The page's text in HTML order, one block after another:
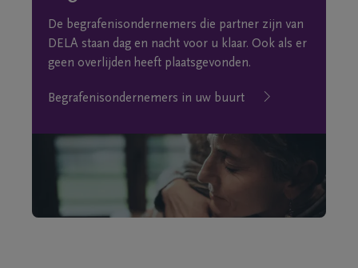
De begrafenisondernemers die partner zijn van
DELA staan dag en nacht voor u klaar. Ook als er
geen overlijden heeft plaatsgevonden.
Begrafenisondernemers in uw buurt